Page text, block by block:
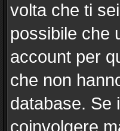
volta che ti
possibile che
account per
che non
database. Se
coinvolgere